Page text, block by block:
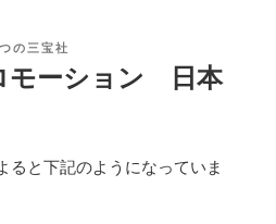
の三宝社
モーション 日本
ると下記のようになっていま